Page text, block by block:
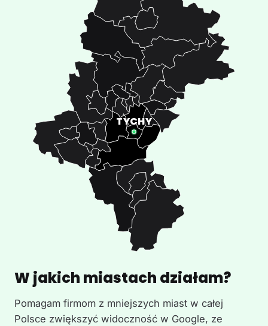
W jakich miastach działam?
Pomagam firmom z mniejszych miast w całej
Polsce zwiększyć widoczność w Google, ze